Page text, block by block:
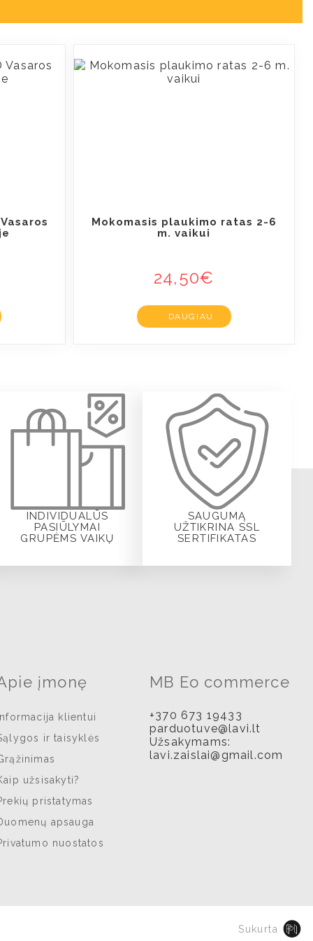
Mokomasis plaukimo ratas 2-6
m. vaikui
24,50€
DAUGIAU
INDIVIDUALŪS
PASIŪLYMAI
GRUPĖMS VAIKŲ
SAUGUMĄ
UŽTIKRINA SSL
SERTIFIKATAS
įmonę
klientui
ir taisyklės
užsisakyti?
pristatymas
apsauga
nuostatos
MB Eo commerce
+370 673 19433
parduotuve@lavi.lt
Užsakymams:
lavi.zaislai@gmail.com
Sukurta